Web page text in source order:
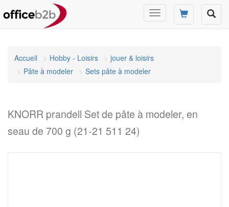
Changer
mode
Accueil
Hobby - Loisirs
jouer & loisirs
Pâte à modeler
Sets pâte à modeler
KNORR prandell Set de pâte à modeler, en
seau de 700 g (21-21 511 24)